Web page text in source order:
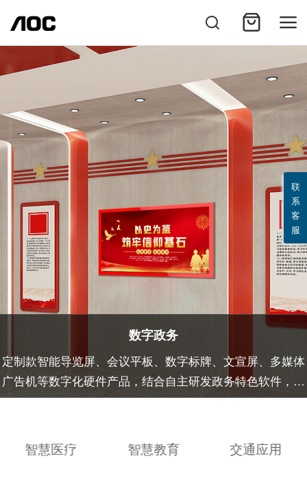
数字政务
定制款智能导览屏、会议平板、数字标牌、文宣屏、多媒体
广告机等数字化硬件产品，结合自主研发政务特色软件，实
现办事、学习、展示等全能应用。
智慧医疗 智慧教育 交通应用
联
系
客
服